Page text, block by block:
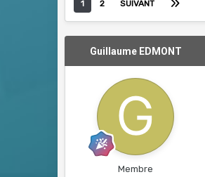
1 2 SUIVANT
Guillaume EDMONT
Membre